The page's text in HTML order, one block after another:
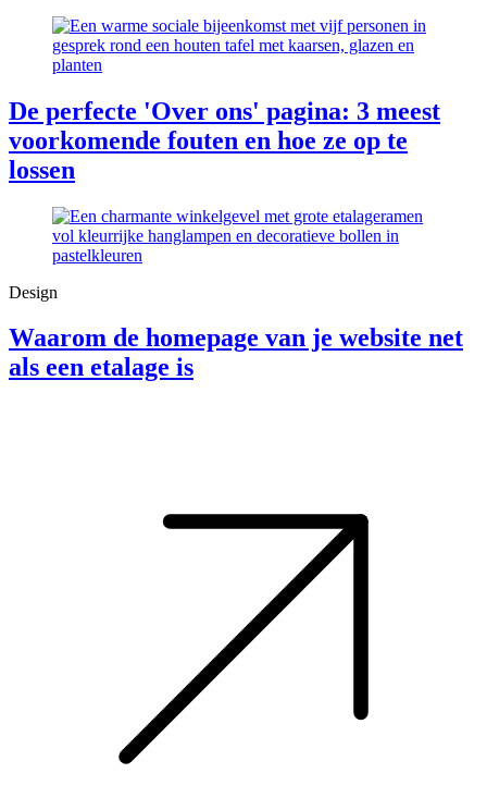
De perfecte 'Over ons' pagina: 3 meest
voorkomende fouten en hoe ze op te
lossen
Design
Waarom de homepage van je website net
als een etalage is